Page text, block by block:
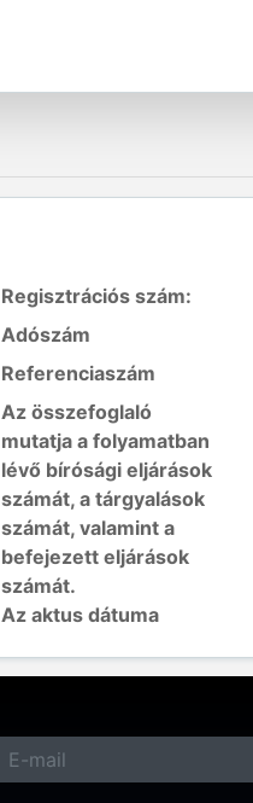
Regisztrációs szám:
Adószám
Referenciaszám
Az összefoglaló
mutatja a folyamatban
lévő bírósági eljárások
számát, a tárgyalások
számát, valamint a
befejezett eljárások
számát.
Az aktus dátuma